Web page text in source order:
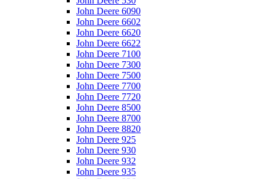
John Deere 6090
John Deere 6602
John Deere 6620
John Deere 6622
John Deere 7100
John Deere 7300
John Deere 7500
John Deere 7700
John Deere 7720
John Deere 8500
John Deere 8700
John Deere 8820
John Deere 925
John Deere 930
John Deere 932
John Deere 935